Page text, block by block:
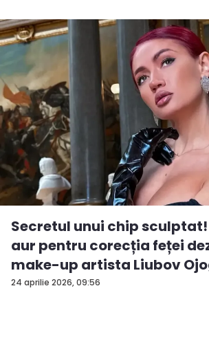
24 aprilie 2026, 09:56
Secretul unui chip sculptat! Regulile de
aur pentru corecția feței
make-up artista Liubov